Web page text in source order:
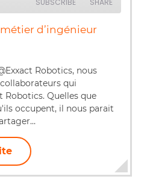
SUBSCRIBE SHARE
d’ingénieur
Robotics, nous
qui
Robotics. Quelles que
occupent, il nous parait